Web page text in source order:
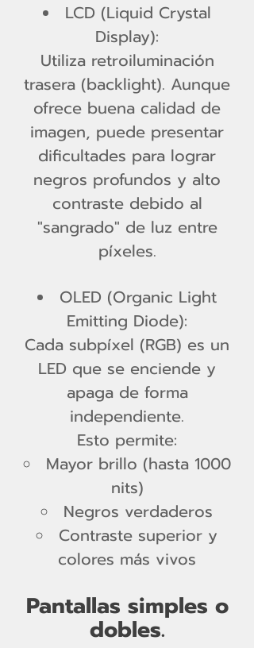
LCD (Liquid Crystal
Display):
Utiliza retroiluminación
trasera (backlight). Aunque
ofrece buena calidad de
imagen, puede presentar
dificultades para lograr
negros profundos y alto
contraste debido al
"sangrado" de luz entre
píxeles.
OLED (Organic Light
Emitting Diode):
Cada subpíxel (RGB) es un
LED que se enciende y
apaga de forma
independiente.
Esto permite:
Mayor brillo (hasta 1000
nits)
Negros verdaderos
Contraste superior y
colores más vivos
Pantallas simples o
dobles.